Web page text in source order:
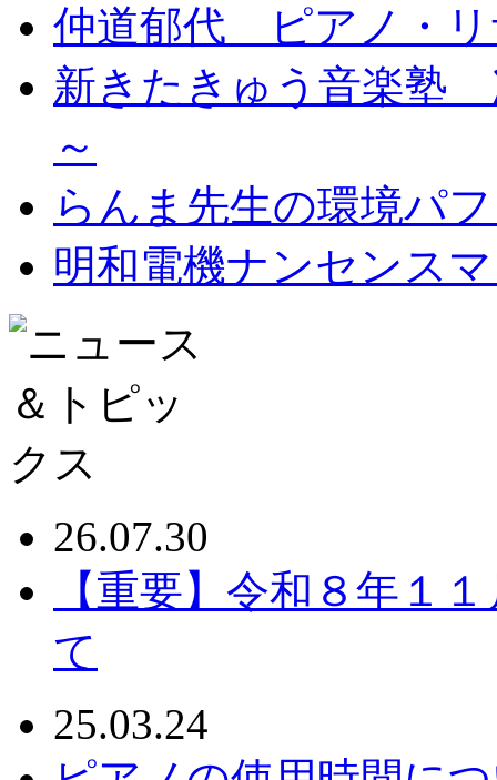
仲道郁代 ピアノ・リ
新きたきゅう音楽塾
～
らんま先生の環境パ
明和電機ナンセンス
26.07.30
【重要】令和８年１
て
25.03.24